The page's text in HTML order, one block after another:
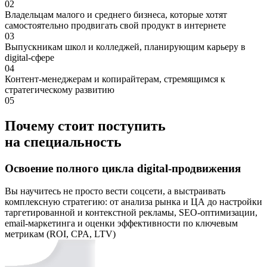
02
Владельцам малого и среднего бизнеса, которые хотят
самостоятельно продвигать свой продукт в интернете
03
Выпускникам школ и колледжей, планирующим карьеру в
digital-сфере
04
Контент-менеджерам и копирайтерам, стремящимся к
стратегическому развитию
05
Почему стоит поступить
на специальность
Освоение полного цикла digital-продвижения
Вы научитесь не просто вести соцсети, а выстраивать
комплексную стратегию: от анализа рынка и ЦА до настройки
таргетированной и контекстной рекламы, SEO-оптимизации,
email-маркетинга и оценки эффективности по ключевым
метрикам (ROI, CPA, LTV)